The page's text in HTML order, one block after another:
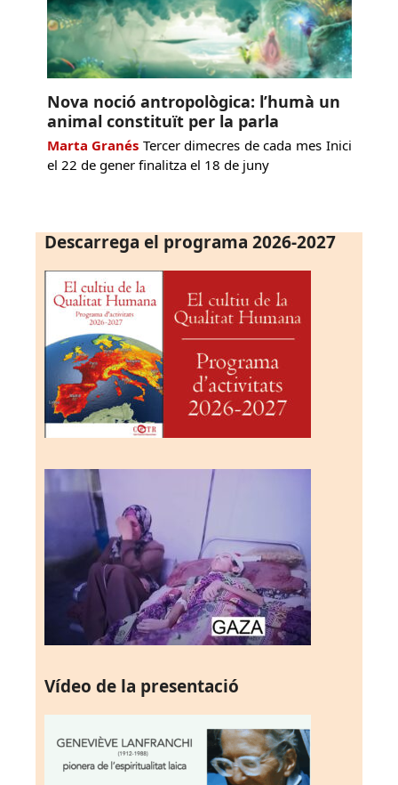
Nova noció antropològica: l’humà un
animal constituït per la parla
Marta Granés Tercer dimecres de cada mes Inici
el 22 de gener finalitza el 18 de juny
Descarrega el programa 2026-2027
Vídeo de la presentació